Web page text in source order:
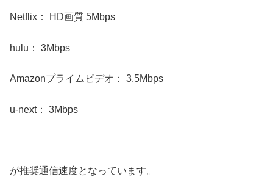
Netflix： HD画質 5Mbps
hulu： 3Mbps
Amazonプライムビデオ： 3.5Mbps
u-next： 3Mbps
が推奨通信速度となっています。